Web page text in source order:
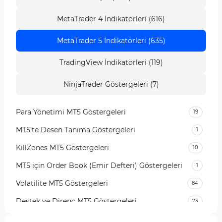
MetaTrader 4 İndikatörleri (616)
MetaTrader 5 İndikatörleri (635)
TradingView İndikatörleri (119)
NinjaTrader Göstergeleri (7)
Para Yönetimi MT5 Göstergeleri 19
MT5’te Desen Tanıma Göstergeleri 1
KillZones MT5 Göstergeleri 10
MT5 için Order Book (Emir Defteri) Göstergeleri 1
Volatilite MT5 Göstergeleri 84
Destek ve Direnç MT5 Göstergeleri 73